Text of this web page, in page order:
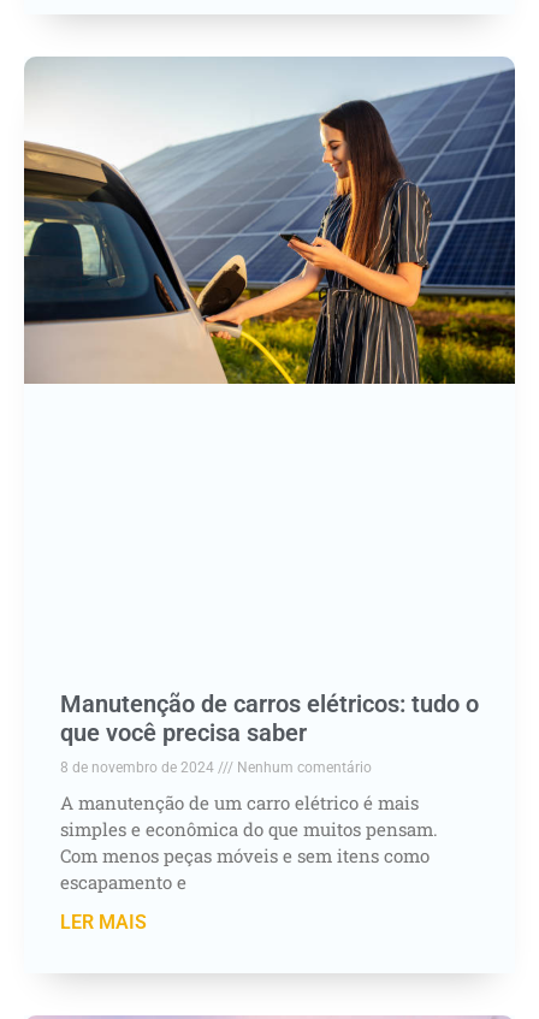
Manutenção de carros elétricos: tudo o
que você precisa saber
8 de novembro de 2024 Nenhum comentário
A manutenção de um carro elétrico é mais
simples e econômica do que muitos pensam.
Com menos peças móveis e sem itens como
escapamento e
LER MAIS